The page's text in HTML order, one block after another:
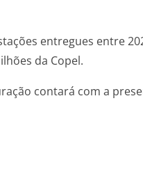
entregues entre
da Copel.
contará com a